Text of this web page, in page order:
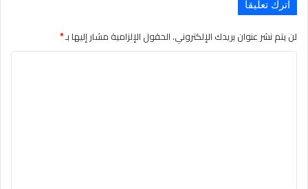
اترك تعليقاً
لن يتم نشر عنوان بريدك الإلكتروني.الحقول الإلزامية مشار إليها بـ*